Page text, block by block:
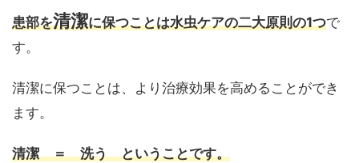
患部を清潔に保つことは水虫ケアの二大原則の1つで
す。
清潔に保つことは、より治療効果を高めることができ
ます。
清潔 ＝ 洗う ということです。